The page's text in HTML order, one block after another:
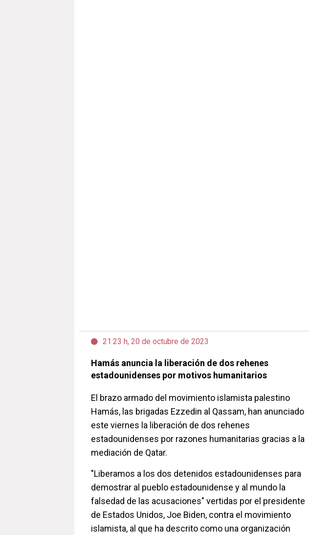
21:23 h, 20 de octubre de 2023
Hamás anuncia la liberación de dos rehenes
estadounidenses por motivos humanitarios
El brazo armado del movimiento islamista palestino
Hamás, las brigadas Ezzedin al Qassam, han anunciado
este viernes la liberación de dos rehenes
estadounidenses por razones humanitarias gracias a la
mediación de Qatar.
"Liberamos a los dos detenidos estadounidenses para
demostrar al pueblo estadounidense y al mundo la
falsedad de las acusaciones" vertidas por el presidente
de Estados Unidos, Joe Biden, contra el movimiento
islamista, al que ha descrito como una organización